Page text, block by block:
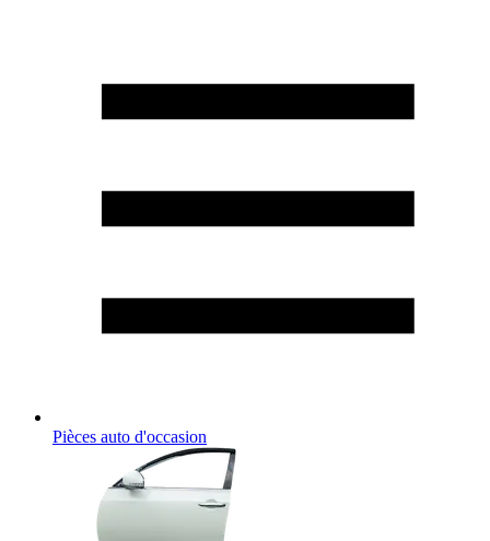
Pièces auto d'occasion